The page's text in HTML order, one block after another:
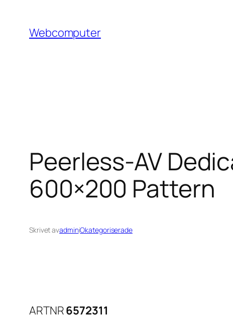
innehåll
Webcomputer
Peerless-AV
600×200 Pattern
Skrivet avadminiOkategoriserade
ARTNR6572311